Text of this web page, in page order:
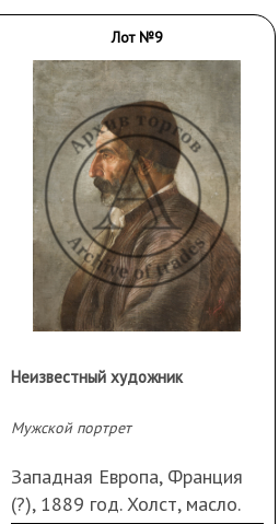
Учительского института
Ещё в годы студенчества
на различных выставках,
Его произведения
Первой
в Москве в 1929 году,
и двадцатилетию Красной
художников (1937 г.),
работ художников-
участие во всех выставках
были представлены также на
на нескольких выставках
1976 и 1977 гг.).
семьи стали сын
А. Г. Смирнов — один из
две персональные
посмертная выставка
дневник художника был
(1914 г.). Во время Русско-
на фронт добровольцем
Лот №9
Неизвестный художник
Мужской портрет
Западная Европа, Франция
(?), 1889 год. Холст, масло.